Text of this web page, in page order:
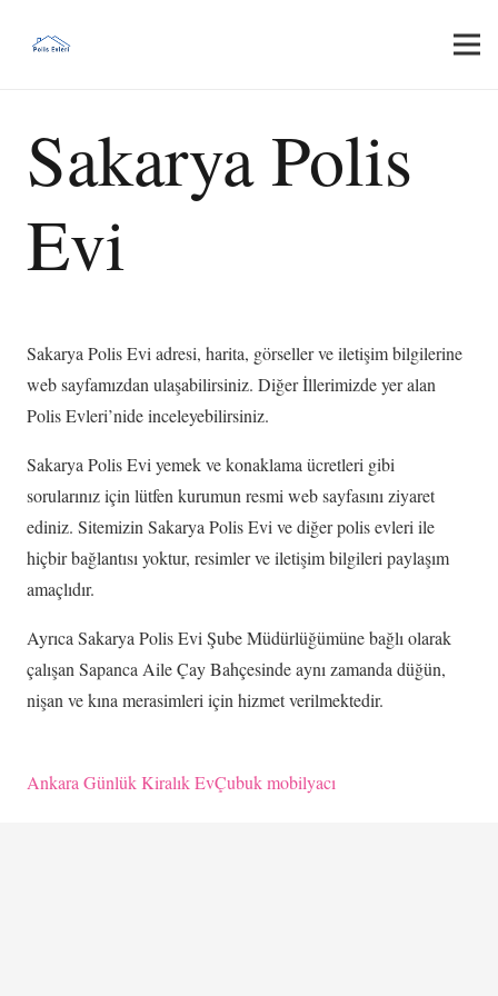
Sakarya Polis
Evi
Sakarya Polis Evi adresi, harita, görseller ve iletişim bilgilerine
web sayfamızdan ulaşabilirsiniz. Diğer İllerimizde yer alan
Polis Evleri’nide inceleyebilirsiniz.
Sakarya Polis Evi yemek ve konaklama ücretleri gibi
sorularınız için lütfen kurumun resmi web sayfasını ziyaret
ediniz. Sitemizin Sakarya Polis Evi ve diğer polis evleri ile
hiçbir bağlantısı yoktur, resimler ve iletişim bilgileri paylaşım
amaçlıdır.
Ayrıca Sakarya Polis Evi Şube Müdürlüğümüne bağlı olarak
çalışan Sapanca Aile Çay Bahçesinde aynı zamanda düğün,
nişan ve kına merasimleri için hizmet verilmektedir.
Ankara Günlük Kiralık EvÇubuk mobilyacı